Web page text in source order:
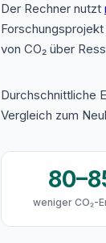
Der Rechner nutzt
von CO₂ über
Durchschnittliche
Vergleich zum
weniger CO₂-